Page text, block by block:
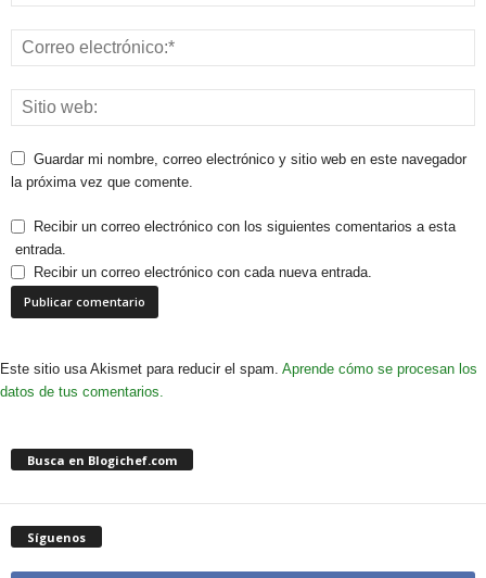
Guardar mi nombre, correo electrónico y sitio web en este navegador
la próxima vez que comente.
Recibir un correo electrónico con los siguientes comentarios a esta
entrada.
Recibir un correo electrónico con cada nueva entrada.
Este sitio usa Akismet para reducir el spam. Aprende cómo se procesan los
datos de tus comentarios.
Busca en Blogichef.com
Síguenos